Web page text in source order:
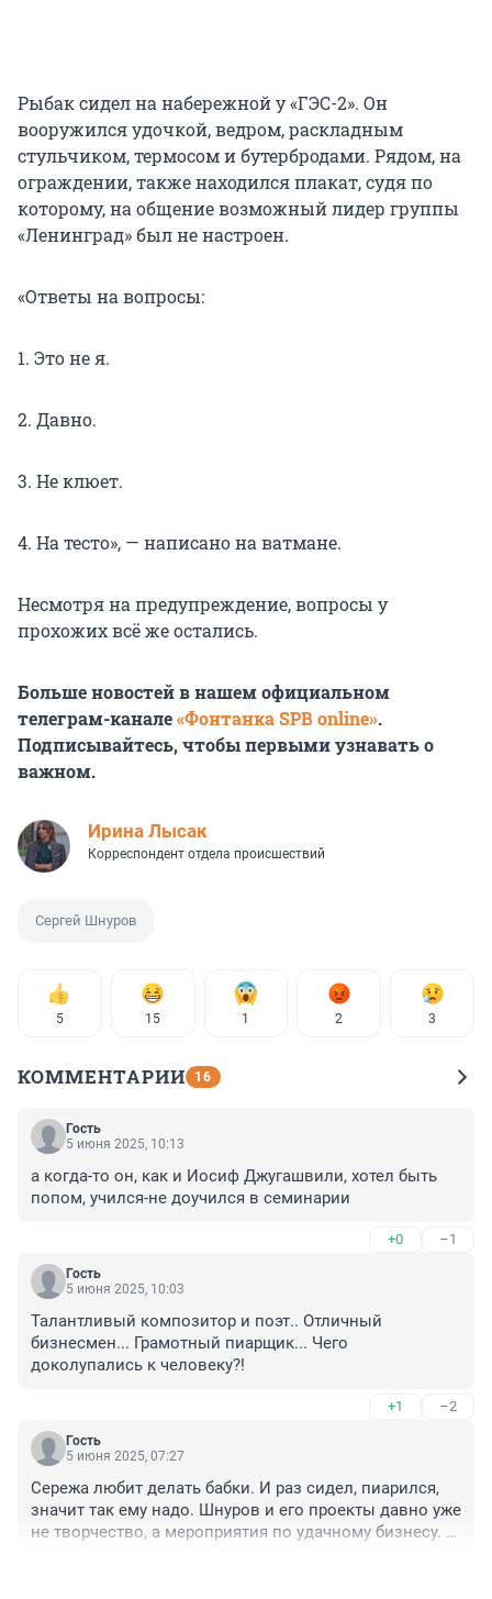
Рыбак сидел на набережной у «ГЭС-2». Он
вооружился удочкой, ведром, раскладным
стульчиком, термосом и бутербродами. Рядом, на
ограждении, также находился плакат, судя по
которому, на общение возможный лидер группы
«Ленинград» был не настроен.
«Ответы на вопросы:
1. Это не я.
2. Давно.
3. Не клюет.
4. На тесто», — написано на ватмане.
Несмотря на предупреждение, вопросы у
прохожих всё же остались.
Больше новостей в нашем официальном
телеграм-канале«Фонтанка SPB online».
Подписывайтесь, чтобы первыми узнавать о
важном.
Ирина Лысак
Корреспондент отдела происшествий
Сергей Шнуров
5 15 1 2 3
КОММЕНТАРИИ 16
Гость
5 июня 2025, 10:13
а когда-то он, как и Иосиф Джугашвили, хотел быть
попом, учился-не доучился в семинарии
+0 –1
Гость
5 июня 2025, 10:03
Талантливый композитор и поэт.. Отличный
бизнесмен... Грамотный пиарщик... Чего
доколупались к человеку?!
+1 –2
Гость
5 июня 2025, 07:27
Сережа любит делать бабки. И раз сидел, пиарился,
значит так ему надо. Шнуров и его проекты давно уже
не творчество, а мероприятия по удачному бизнесу.